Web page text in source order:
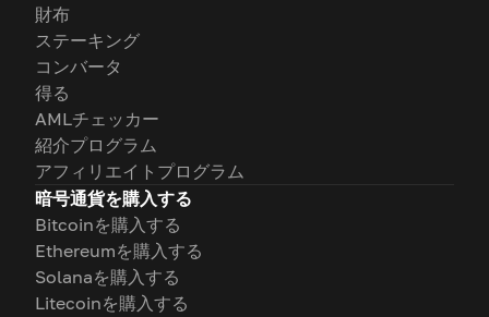
財布
ステーキング
コンバータ
得る
AMLチェッカー
紹介プログラム
アフィリエイトプログラム
暗号通貨を購入する
Bitcoinを購入する
Ethereumを購入する
Solanaを購入する
Litecoinを購入する